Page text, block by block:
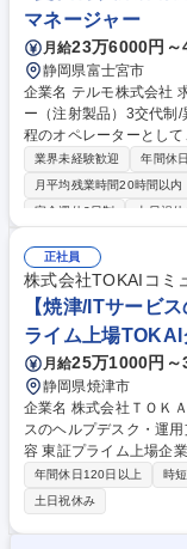
マネージャー
月給23万6000円～
静岡県富士宮市
企業名 テルモ株式会社 求人名 【静岡/富士宮工場】医薬品製造オペレータ
ー（注射製品）3交代制/異業界歓迎 仕事の内容
程のオペレーターとし
心で、設備の簡易点検
や派遣社員への指示を行う。 【詳細】・原薬の秤量作業・薬
（薬剤充填済み注射剤
を習得し、将来的には
ーズにおいては責任者
大に貢献いただくことを期待。 募集職種 【静岡/富士宮
オペレーター（注射製
業界未経験歓迎 年間休
月平均残業時間20時間以内
完全週休2日制
土日祝休
正社員
株式会社TOKAIコミ
【焼津/ITサービ
ライム上場
月給25万1000円～
静岡県焼津市
企業名 株式会社ＴＯＫＡＩコミュ
スのヘルプデスク・運用支
容 東証プライム上場企
にて、法人向けITサー
す。将来的には派遣社員
サービスのヘルプデス
パーバイザー業務■法人
年間休日120日以上 時
土日祝休み